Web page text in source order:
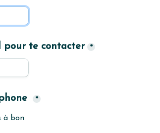
pour te contacter *
*
à bon